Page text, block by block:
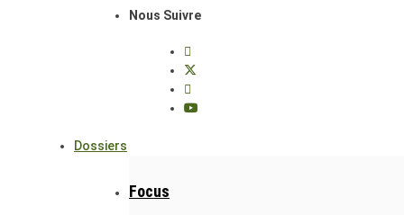
Nous Suivre
Dossiers
Focus